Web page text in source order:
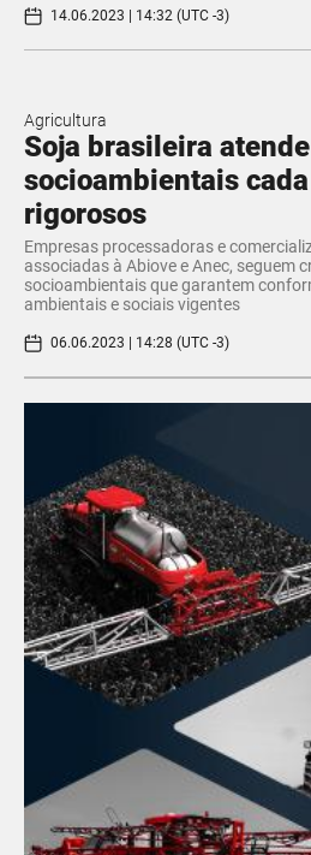
14.06.2023 | 14:32 (UTC -3)
Agricultura
Soja brasileira
socioambientais
rigorosos
Empresas processadoras e
associadas à Abiove e Anec, seguem
socioambientais que garantem
ambientais e sociais vigentes
06.06.2023 | 14:28 (UTC -3)